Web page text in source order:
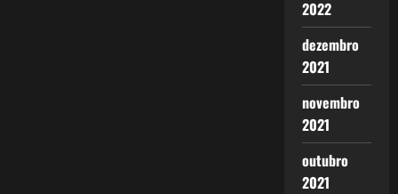
2022
dezembro
2021
novembro
2021
outubro
2021